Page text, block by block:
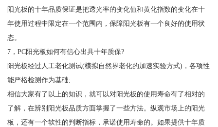
阳光板的十年品质保证是把透光率的变化值和黄化指数的变化在十
年使用过程中限定在一个范围内，保障阳光板有一个良好的使用状
态。
7，PC阳光板如何有信心出具十年质保?
阳光板经过人工老化测试(模拟自然界老化的加速实验方式)，各项性
能严格检测作为基础;
相信大家有了以上的知识，就可以对阳光板的使用寿命有了相对的
了解，在辨别阳光板品质方面掌握了一些方法。纵观市场上的阳光
板，还有一个软性的判断指标，承诺使用寿命的。如果提供十年质